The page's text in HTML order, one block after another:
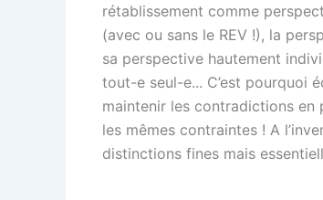
rétablissement comme
(avec ou sans le REV !), la
sa perspective hautement
tout-e seul-e... C’est pourquoi
maintenir les contradictions
les mêmes contraintes ! A
distinctions fines mais